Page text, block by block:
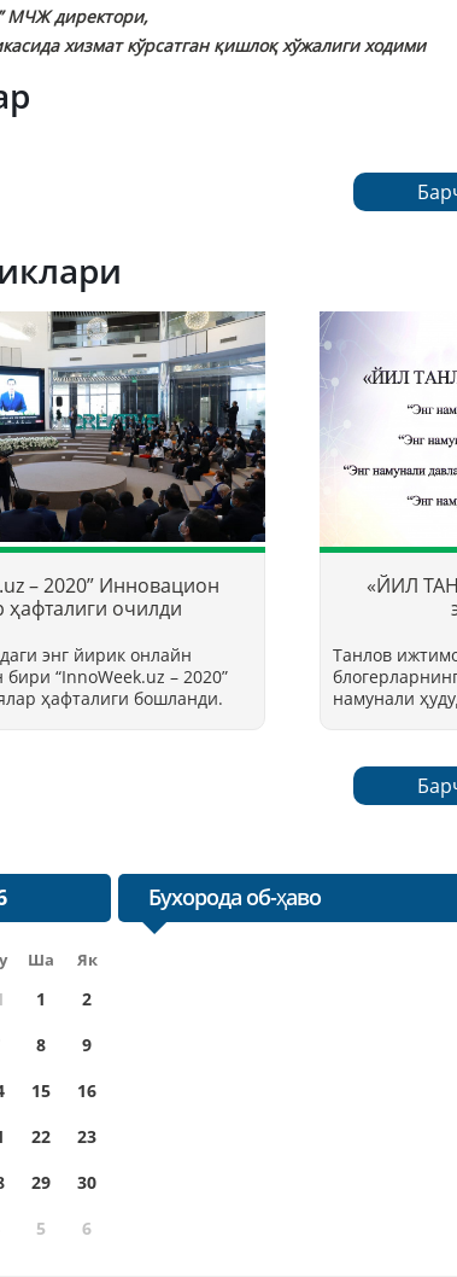
МЧЖ директори,
хизмат кўрсатган қишлоқ хўжалиги ходими
– 2020” Инновацион
ҳафталиги очилди
энг йирик онлайн
бири “InnoWееk.uz – 2020”
ҳафталиги бошланди.
«ЙИЛ
Танлов
намунали
Ша Як
1
2
8
9
15
16
22
23
29
30
5 6
Бухорода об-ҳаво